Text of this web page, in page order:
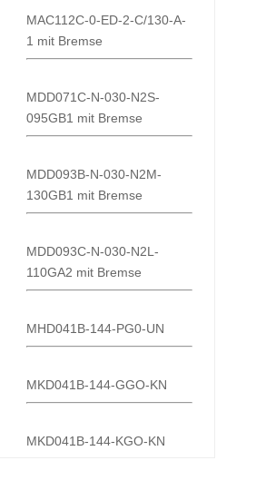
MAC112C-0-ED-2-C/130-A-
1 mit Bremse
MDD071C-N-030-N2S-
095GB1 mit Bremse
MDD093B-N-030-N2M-
130GB1 mit Bremse
MDD093C-N-030-N2L-
110GA2 mit Bremse
MHD041B-144-PG0-UN
MKD041B-144-GGO-KN
MKD041B-144-KGO-KN